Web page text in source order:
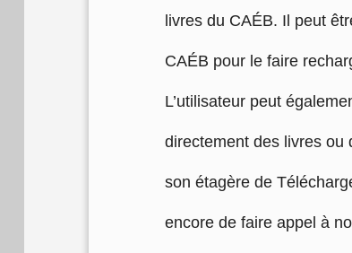
livres du CAÉB. Il peut
CAÉB pour le faire
L’utilisateur peut
directement des livres ou
son étagère de
encore de faire appel à